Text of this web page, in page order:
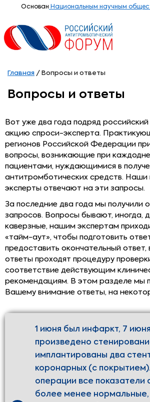
Основан Национальным научным
Главная / Вопросы и ответы
Вопросы и ответы
Вот уже два года подряд
акцию спроси-эксперта.
регионов Российской Федерации
вопросы, возникающие при
пациентами, нуждающимися в
антитромботических средств. Наши
эксперты отвечают на эти запросы.
За последние два года мы получили
запросов. Вопросы бывают, иногда,
каверзные, нашим экспертам
«тайм-аут», чтобы подготовить
предоставить окончательный ответ,
ответы проходят процедуру
соответствие действующим
рекомендациям. В этом разделе мы
Вашему внимание ответы, на
1 июня был инфаркт, 7
произведено
имплантированы два
коронарных (с
операции все показатели
более менее нормальные,